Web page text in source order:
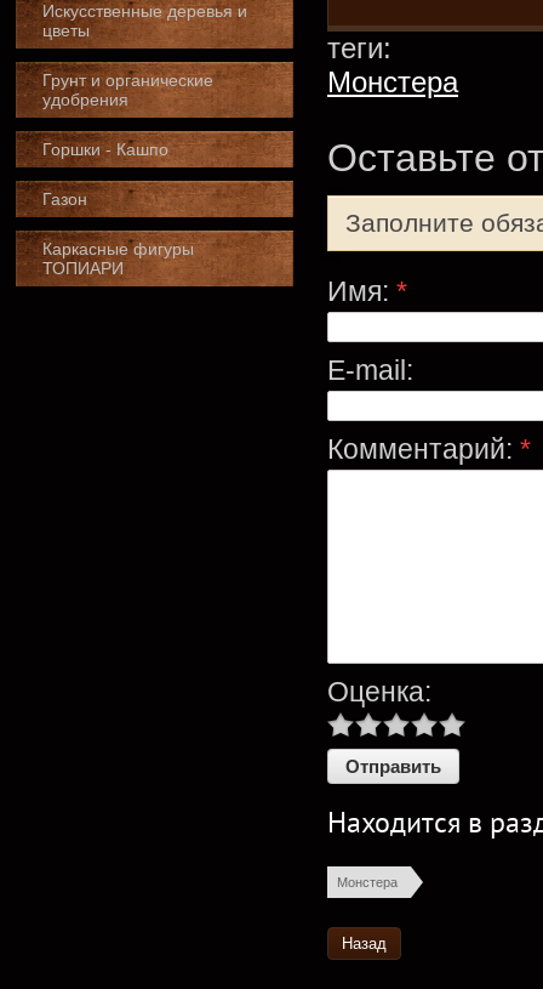
теги:
Монстера
Оставьте
Заполните
Имя: *
E-mail:
Комментарий: *
Оценка:
Находится в
Монстера
Назад
Искусственные деревья и
цветы
Грунт и органические
удобрения
Горшки - Кашпо
Газон
Каркасные фигуры
ТОПИАРИ